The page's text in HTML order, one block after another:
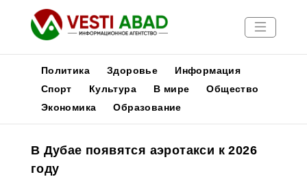
Новости
Медиа
Афиша
Политика Здоровье
Информация
Спорт
Культура В мире
Общество
Экономика
Образование
В Дубае появятся аэротакси к 2026
году